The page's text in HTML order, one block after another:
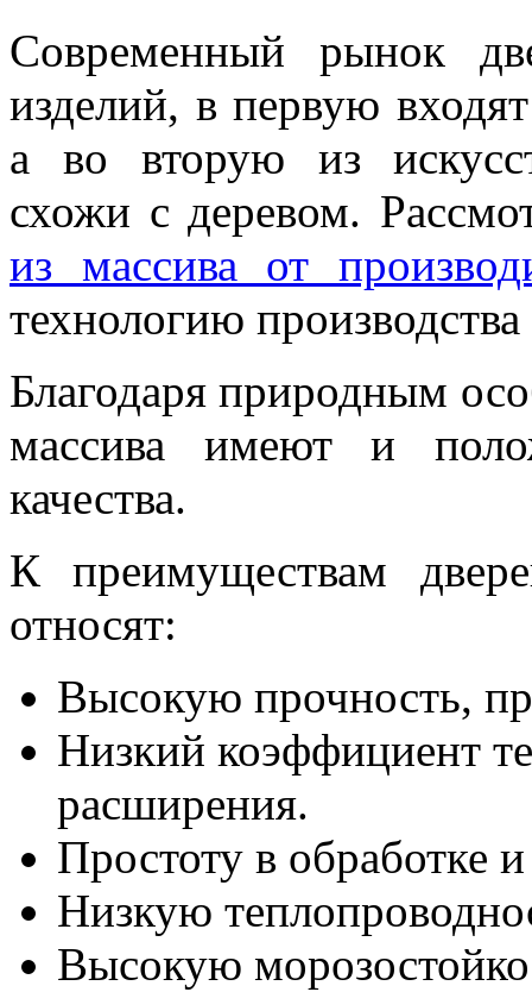
Современный рынок
изделий, в первую
а во вторую из
схожи с деревом.
из массива от
технологию
Благодаря природным
массива имеют и
качества.
К преимуществам
относят:
Высокую прочность,
Низкий коэффициент
расширения.
Простоту в обработке
Низкую
Высокую